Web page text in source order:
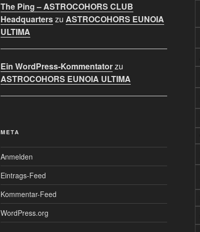
The Ping – ASTROCOHORS CLUB
Headquarterszu ASTROCOHORS EUNOIA
ULTIMA
Ein WordPress-Kommentatorzu
ASTROCOHORS EUNOIA ULTIMA
META
Anmelden
Eintrags-Feed
Kommentar-Feed
WordPress.org